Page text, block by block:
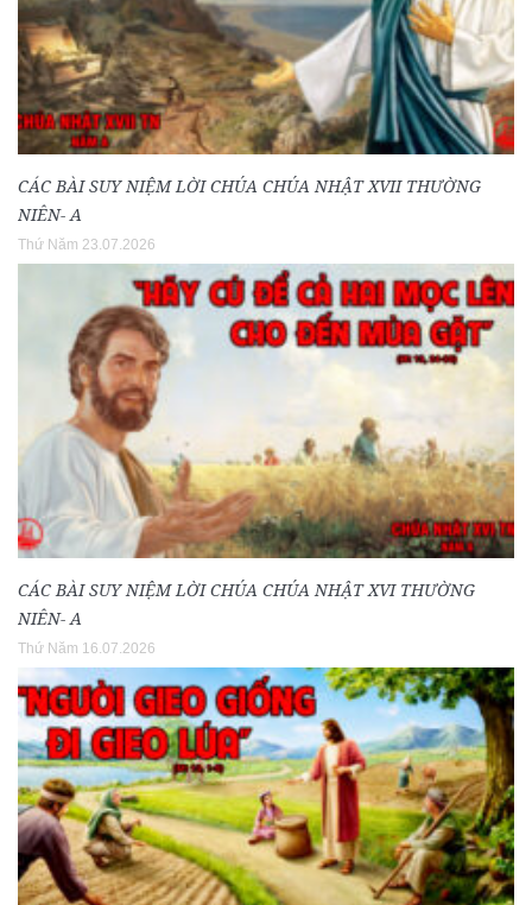
CÁC BÀI SUY NIỆM LỜI CHÚA CHÚA NHẬT XVII THƯỜNG
NIÊN- A
Thứ Năm 23.07.2026
CÁC BÀI SUY NIỆM LỜI CHÚA CHÚA NHẬT XVI THƯỜNG
NIÊN- A
Thứ Năm 16.07.2026